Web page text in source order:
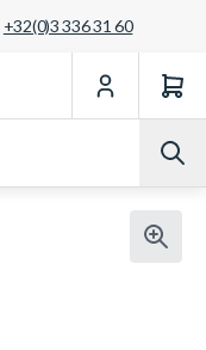
+32(0)3 336 31 60